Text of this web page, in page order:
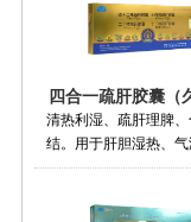
四合一疏肝胶囊（
清热利湿、疏肝理脾
结。用于肝胆湿热、